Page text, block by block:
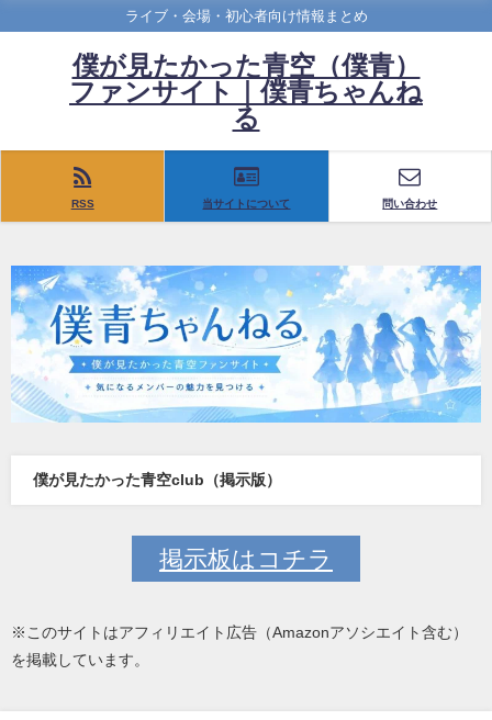
ライブ・会場・初心者向け情報まとめ
僕が見たかった青空（僕青）
ファンサイト｜僕青ちゃんね
る
RSS 当サイトについて 問い合わせ
僕が見たかった青空club（掲示版）
掲示板はコチラ
※このサイトはアフィリエイト広告（Amazonアソシエイト含む）
を掲載しています。